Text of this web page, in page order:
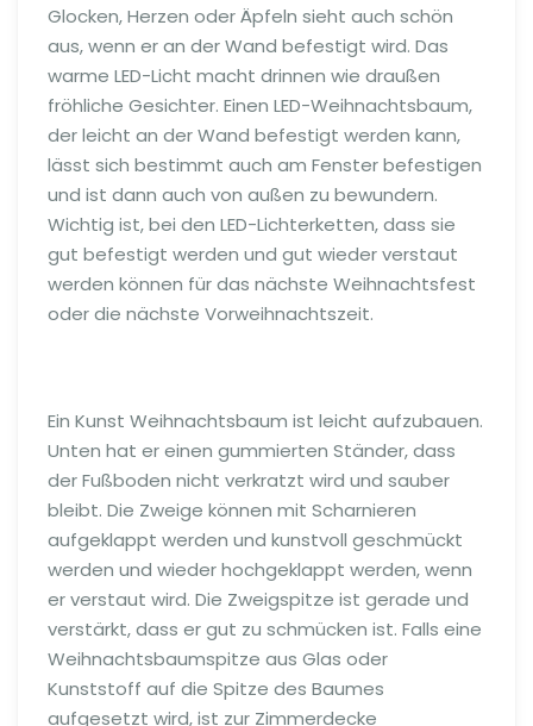
Glocken, Herzen oder Äpfeln sieht auch schön
aus, wenn er an der Wand befestigt wird. Das
warme LED-Licht macht drinnen wie draußen
fröhliche Gesichter. Einen LED-Weihnachtsbaum,
der leicht an der Wand befestigt werden kann,
lässt sich bestimmt auch am Fenster befestigen
und ist dann auch von außen zu bewundern.
Wichtig ist, bei den LED-Lichterketten, dass sie
gut befestigt werden und gut wieder verstaut
werden können für das nächste Weihnachtsfest
oder die nächste Vorweihnachtszeit.
Ein Kunst Weihnachtsbaum ist leicht aufzubauen.
Unten hat er einen gummierten Ständer, dass
der Fußboden nicht verkratzt wird und sauber
bleibt. Die Zweige können mit Scharnieren
aufgeklappt werden und kunstvoll geschmückt
werden und wieder hochgeklappt werden, wenn
er verstaut wird. Die Zweigspitze ist gerade und
verstärkt, dass er gut zu schmücken ist. Falls eine
Weihnachtsbaumspitze aus Glas oder
Kunststoff auf die Spitze des Baumes
aufgesetzt wird, ist zur Zimmerdecke